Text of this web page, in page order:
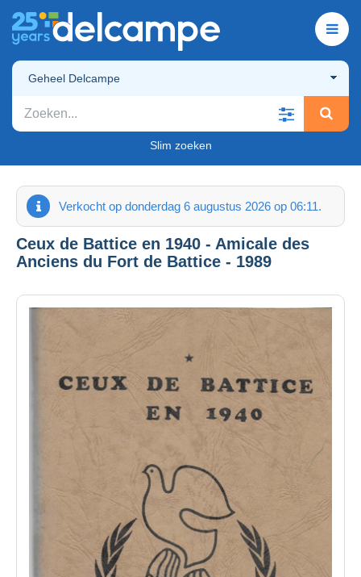
Geheel Delcampe
Slim zoeken
Verkocht op donderdag 6 augustus 2026 op 06:11.
Ceux de Battice en 1940 - Amicale des
Anciens du Fort de Battice - 1989